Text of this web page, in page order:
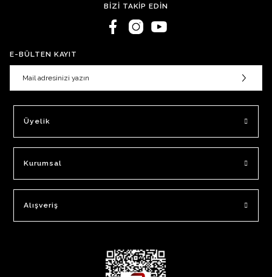
BİZİ TAKİP EDİN
E-BÜLTEN KAYIT
Üyelik
Kurumsal
Alışveriş